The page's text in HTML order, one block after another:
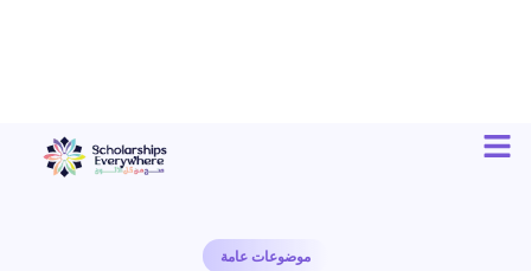
موضوعات عامة